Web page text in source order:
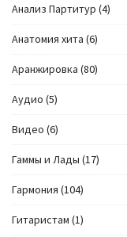
Анализ Партитур (4)
Анатомия хита (6)
Аранжировка (80)
Аудио (5)
Видео (6)
Гаммы и Лады (17)
Гармония (104)
Гитаристам (1)